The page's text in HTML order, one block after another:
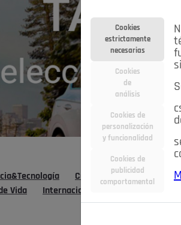
Cultura Deportes
Vida Internacional
Cookies
estrictamente
necesarias
Cookies
de
análisis
Cookies de
personalización
y funcionalidad
Cookies de
publicidad
comportamental